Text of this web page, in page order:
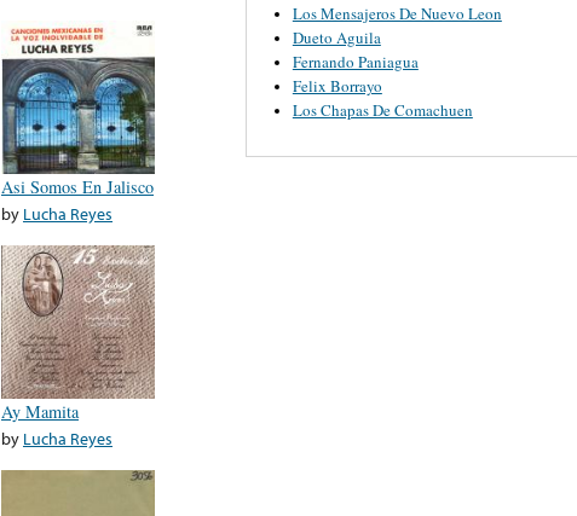
Asi Somos En Jalisco
by Lucha Reyes
Ay Mamita
by Lucha Reyes
Los Mensajeros De Nuevo Leon
Dueto Aguila
Fernando Paniagua
Felix Borrayo
Los Chapas De Comachuen